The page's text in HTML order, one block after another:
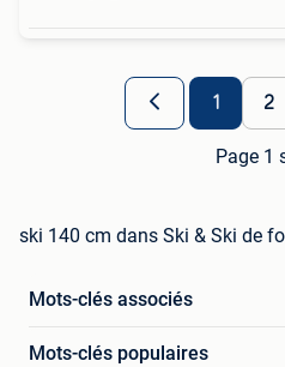
1 2
Page 1
ski 140 cm dans Ski & Ski de
Mots-clés associés
Mots-clés populaires